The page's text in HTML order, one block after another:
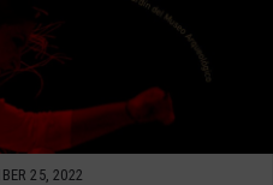
25, 2022